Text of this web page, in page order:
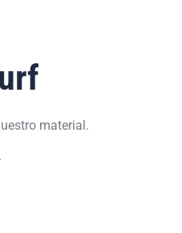
material.